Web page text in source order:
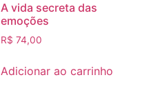
A vida secreta das
emoções
R$ 74,00
Adicionar ao carrinho